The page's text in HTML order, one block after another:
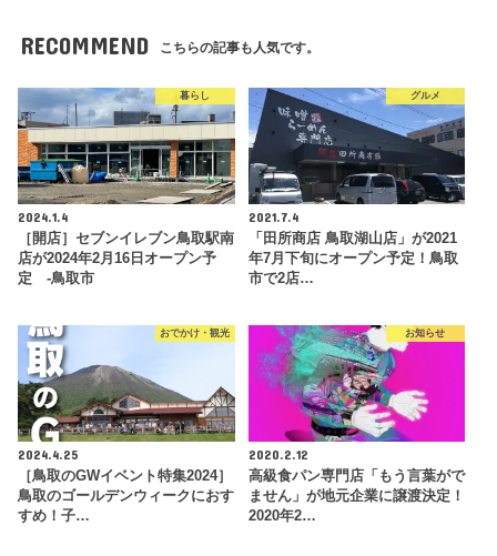
RECOMMEND こちらの記事も人気です。
暮らし
2024.1.4
［開店］セブンイレブン鳥取駅南
店が2024年2月16日オープン予
定 -鳥取市
グルメ
2021.7.4
「田所商店 鳥取湖山店」が2021
年7月下旬にオープン予定！鳥取
市で2店…
おでかけ・観光
2024.4.25
［鳥取のGWイベント特集2024］
鳥取のゴールデンウィークにおす
すめ！子…
お知らせ
2020.2.12
高級食パン専門店「もう言葉がで
ません」が地元企業に譲渡決定！
2020年2…